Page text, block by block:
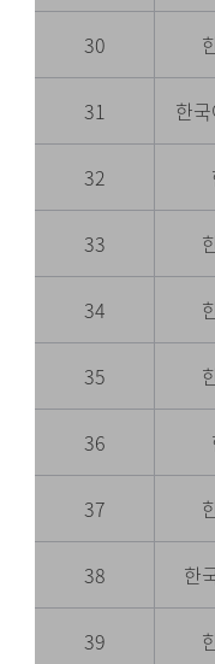
30
31 한
32
33
34
35
36
37
38 한
39